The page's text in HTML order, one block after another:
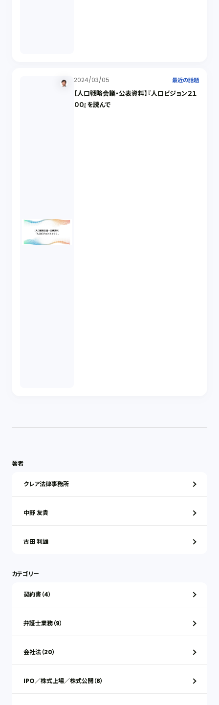
2024/03/05 最近の話題
【人口戦略会議・公表資料】『人口ビジョン２１
００』を読んで
著者
クレア法律事務所
中野 友貴
古田 利雄
カテゴリー
契約書（4）
弁護士業務（9）
会社法（20）
IPO／株式上場／株式公開（8）